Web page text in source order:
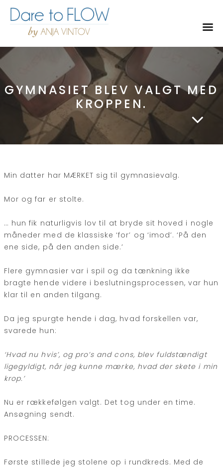
GYMNASIET BLEV VALGT MED
KROPPEN.
Min datter har MÆRKET sig til gymnasievalg.
Mor og far er stolte.
… hun fik naturligvis lov til at bryde sit hoved i nogle
måneder med de klassiske ‘for’ og ‘imod’. ‘På den
ene side, på den anden side.’
Flere gymnasier var i spil og da tænkning ikke
bragte hende videre i beslutningsprocessen, var hun
klar til en anden tilgang.
Da jeg spurgte hende i dag, hvad forskellen var,
svarede hun:
‘Hvad nu hvis’, og pro’s and cons, blev fuldstændigt
ligegyldigt, når jeg kunne mærke, hvad der skete i min
krop.’
Nu er rækkefølgen valgt. Det tog under en time.
Ansøgning sendt.
PROCESSEN:
Første stillede jeg stolene op i rundkreds. Med de